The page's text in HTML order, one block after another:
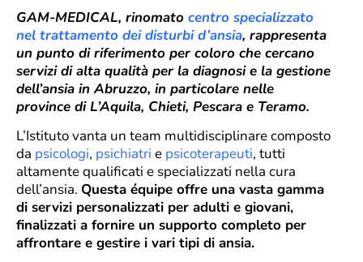
GAM-MEDICAL, rinomato centro specializzato
nel trattamento dei disturbi d’ansia, rappresenta
un punto di riferimento per coloro che cercano
servizi di alta qualità per la diagnosi e la gestione
dell’ansia in Abruzzo, in particolare nelle
province di L’Aquila, Chieti, Pescara e Teramo.
L’Istituto vanta un team multidisciplinare composto
da psicologi, psichiatri e psicoterapeuti, tutti
altamente qualificati e specializzati nella cura
dell’ansia. Questa équipe offre una vasta gamma
di servizi personalizzati per adulti e giovani,
finalizzati a fornire un supporto completo per
affrontare e gestire i vari tipi di ansia.